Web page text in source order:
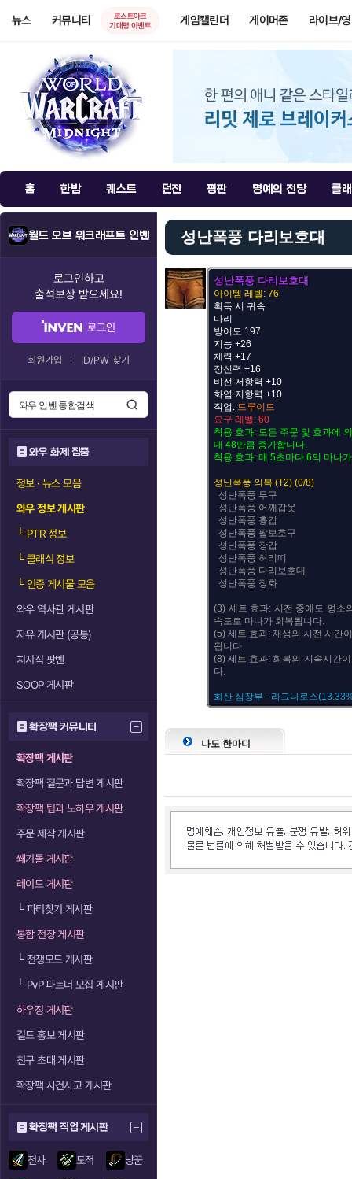
뉴스 커뮤니티
로스트아크
기대평 이벤트
게임캘린더 게이머존 라이브/
홈 한밤 퀘스트 던전 평판 명예의 전당 클
월드 오브 워크래프트 인벤
로그인하고
출석보상 받으세요!
로그인
회원가입 ID/PW 찾기
와우 화제 집중
정보 · 뉴스 모음
와우 정보 게시판
└PTR 정보
└클래식 정보
└인증 게시물 모음
와우 역사관 게시판
자유 게시판 (공통)
치지직 팟벤
SOOP 게시판
확장팩 커뮤니티
확장팩 게시판
확장팩 질문과 답변 게시판
확장팩 팁과 노하우 게시판
주문 제작 게시판
쐐기돌 게시판
레이드 게시판
└파티찾기 게시판
통합 전장 게시판
└전쟁모드 게시판
└PvP 파트너 모집 게시판
하우징 게시판
길드 홍보 게시판
친구 초대 게시판
확장팩 사건사고 게시판
확장팩 직업 게시판
전사 도적 냥꾼
성난폭풍 다리보호대
성난폭풍 다리보호대
아이템 레벨: 76
획득 시 귀속
다리
방어도 197
지능 +26
체력 +17
정신력 +16
비전 저항력 +10
화염 저항력 +10
직업: 드루이드
요구 레벨: 60
착용 효과: 모든 주문 및 효과에
대 48만큼 증가합니다.
착용 효과: 매 5초마다 6의 마나
성난폭풍 의복 (T2) (0/8)
성난폭풍 투구
성난폭풍 어깨갑옷
성난폭풍 흉갑
성난폭풍 팔보호구
성난폭풍 장갑
성난폭풍 허리띠
성난폭풍 다리보호대
성난폭풍 장화
(3) 세트 효과: 시전 중에도 평소
속도로 마나가 회복됩니다.
(5) 세트 효과: 재생의 시전 시간
됩니다.
(8) 세트 효과: 회복의 지속시간
다.
화산 심장부 - 라그나로스
나도 한마디